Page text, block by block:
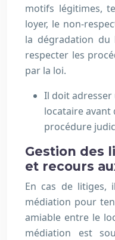
motifs légitimes,
loyer, le non-
la dégradation du
respecter les
par la loi.
Il doit adresser
locataire avant
procédure
Gestion des
et recours
En cas de litiges,
médiation pour
amiable entre le
médiation est